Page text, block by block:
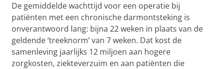
De gemiddelde wachttijd voor een operatie bij
patiënten met een chronische darmontsteking is
onverantwoord lang: bijna 22 weken in plaats van de
geldende ‘treeknorm’ van 7 weken. Dat kost de
samenleving jaarlijks 12 miljoen aan hogere
zorgkosten, ziekteverzuim en aan patiënten die